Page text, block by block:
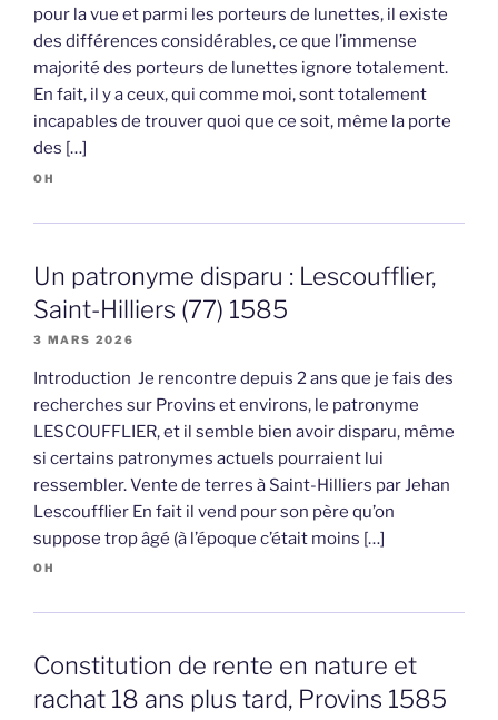
pour la vue et parmi les porteurs de lunettes, il existe
des différences considérables, ce que l’immense
majorité des porteurs de lunettes ignore totalement.
En fait, il y a ceux, qui comme moi, sont totalement
incapables de trouver quoi que ce soit, même la porte
des […]
OH
Un patronyme disparu : Lescoufflier,
Saint-Hilliers (77) 1585
3 MARS 2026
Introduction Je rencontre depuis 2 ans que je fais des
recherches sur Provins et environs, le patronyme
LESCOUFFLIER, et il semble bien avoir disparu, même
si certains patronymes actuels pourraient lui
ressembler. Vente de terres à Saint-Hilliers par Jehan
Lescoufflier En fait il vend pour son père qu’on
suppose trop âgé (à l’époque c’était moins […]
OH
Constitution de rente en nature et
rachat 18 ans plus tard, Provins 1585